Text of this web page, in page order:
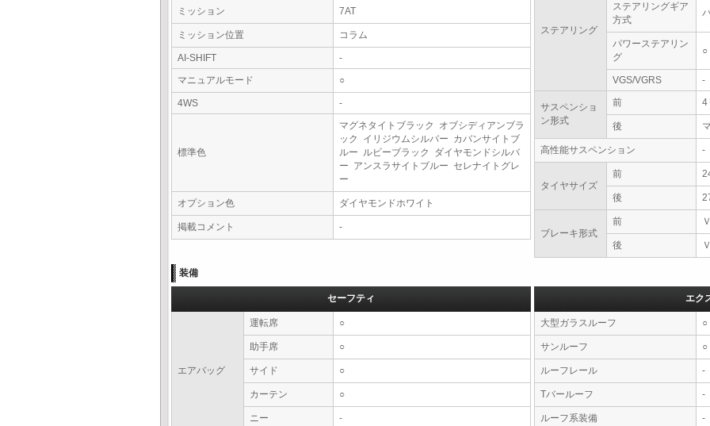
ミッション 7AT
ミッション位置 コラム
AI-SHIFT
-
マニュアルモード
○
4WS -
標準色
マグネタイトブラック オブシディアンブラ
ック イリジウムシルバー カバンサイトブ
ルー ルビーブラック ダイヤモンドシルバ
ー アンスラサイトブルー セレナイトグレ
ー
オプション色 ダイヤモンドホワイト
掲載コメント -
ステアリング
ステアリングギア
方式
パワーステアリン
グ
○
VGS/VGRS -
サスペンショ
ン形式
前 4
後
高性能サスペンション -
タイヤサイズ
前
後
ブレーキ形式
前
後
装備
セーフティ
エアバッグ
運転席 ○
助手席 ○
サイド ○
カーテン ○
ニー -
エク
大型ガラスルーフ ○
サンルーフ ○
ルーフレール -
Tバールーフ -
ルーフ系装備 -